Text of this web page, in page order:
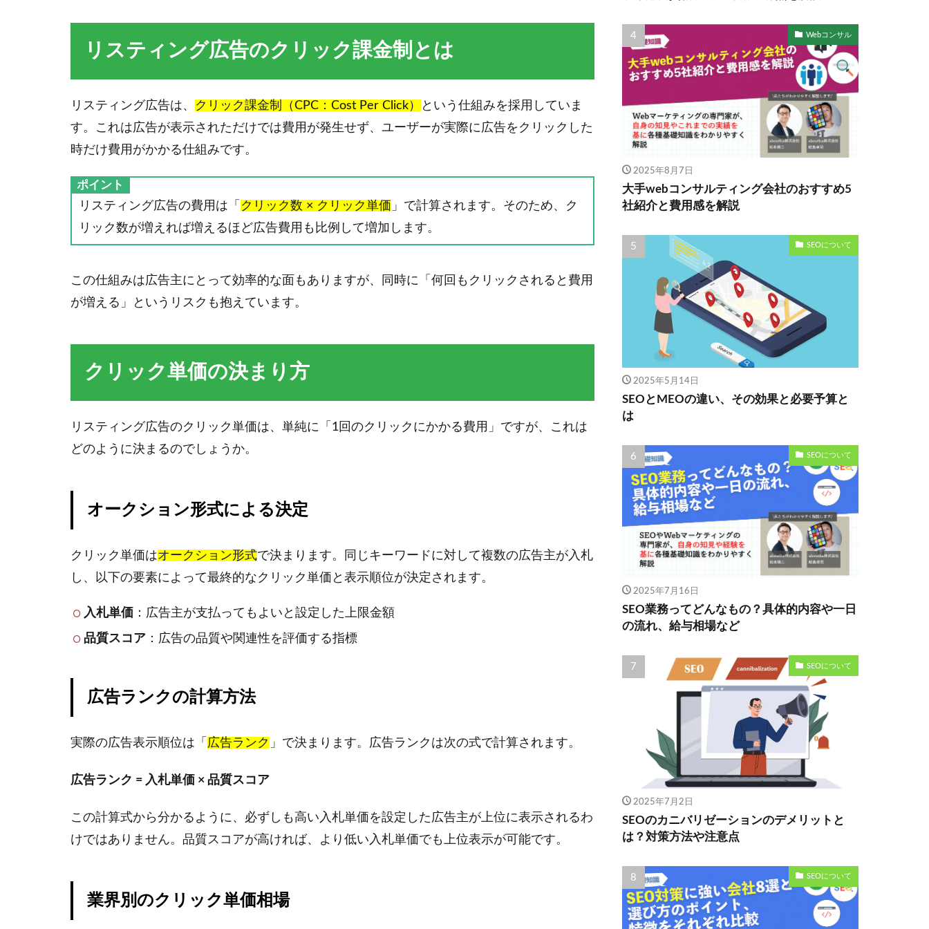
リスティング広告のクリック課金制とは
リスティング広告は、 クリック課金制（CPC：Cost Per Click）
という仕組みを採用していま
す。これは広告が表示されただけでは費用が発生せず、ユーザーが実際に広告をクリックした
時だけ費用がかかる仕組みです。
ポイント
リスティング広告の費用は「 クリック数 × クリック単価 」で計算されます。そのため、ク
リック数が増えれば増えるほど広告費用も比例して増加します。
この仕組みは広告主にとって効率的な面もありますが、同時に「何回もクリックされると費用
が増える」というリスクも抱えています。
クリック単価の決まり方
リスティング広告のクリック単価は、単純に「1回のクリックにかかる費用」ですが、これは
どのように決まるのでしょうか。
オークション形式による決定
クリック単価はオークション形式で決まります。同じキーワードに対して複数の広告主が入札
し、以下の要素によって最終的なクリック単価と表示順位が決定されます。
入札単価 ：広告主が支払ってもよいと設定した上限金額
品質スコア：広告の品質や関連性を評価する指標
広告ランクの計算方法
実際の広告表示順位は「 広告ランク 」で決まります。広告ランクは次の式で計算されます。
広告ランク = 入札単価 × 品質スコア
この計算式から分かるように、必ずしも高い入札単価を設定した広告主が上位に表示されるわ
けではありません。品質スコアが高ければ、より低い入札単価でも上位表示が可能です。
業界別のクリック単価相場
Webコンサル
2025年8月7日
大手webコンサルティング会社のおすすめ5
社紹介と費用感を解説
SEOについて
2025年5月14日
SEOとMEOの違い、その効果と必要予算と
は
SEOについて
2025年7月16日
SEO業務ってどんなもの？具体的内容や一日
の流れ、給与相場など
SEOについて
2025年7月2日
SEOのカニバリゼーションのデメリットと
は？対策方法や注意点
SEOについて